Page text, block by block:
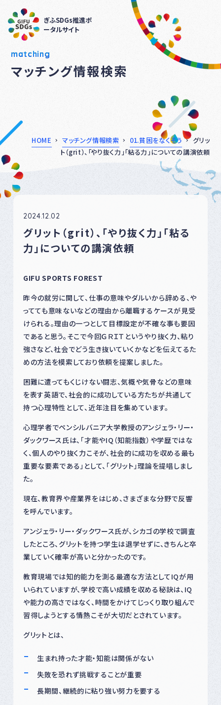
ぎふSDGs推進ポ
ータルサイト
matching
マッチング情報検索
HOME マッチング情報検索 01.貧困をなくそう
グリッ
ト（grit）、「やり抜く力」「粘る力」についての講演依頼
2024.12.02
グリット（grit）、「やり抜く力」「粘る
力」についての講演依頼
GIFU SPORTS FOREST
昨今の就労に関して、仕事の意味やダルいから辞める、や
ってても意味ないなどの理由から離職するケースが見受
けられる。理由の一つとして目標設定が不確な事も要因
であると思う。そこで今回ＧＲＩＴというやり抜く力、粘り
強さなど、社会でどう生き抜いていくかなどを伝えてるた
めの方法を模索しており依頼を提案しました。
困難に遭ってもくじけない闘志、気概や気骨などの意味
を表す英語で、社会的に成功している方たちが共通して
持つ心理特性として、近年注目を集めています。
心理学者でペンシルバニア大学教授のアンジェラ・リー・
ダックワース氏は、「才能やIQ（知能指数）や学歴ではな
く、個人のやり抜く力こそが、社会的に成功を収める最も
重要な要素である」として、「グリット」理論を提唱しまし
た。
現在、教育界や産業界をはじめ、さまざまな分野で反響
を呼んでいます。
アンジェラ・リー・ダックワース氏が、シカゴの学校で調査
したところ、グリットを持つ学生は退学せずに、きちんと卒
業していく確率が高いと分かったのです。
教育現場では知的能力を測る最適な方法としてIQが用
いられていますが、学校で高い成績を収める秘訣は、IQ
や能力の高さではなく、時間をかけてじっくり取り組んで
習得しようとする情熱こそが大切だとされています。
グリットとは、
生まれ持った才能・知能は関係がない
失敗を恐れず挑戦することが重要
長期間、継続的に粘り強い努力を要する